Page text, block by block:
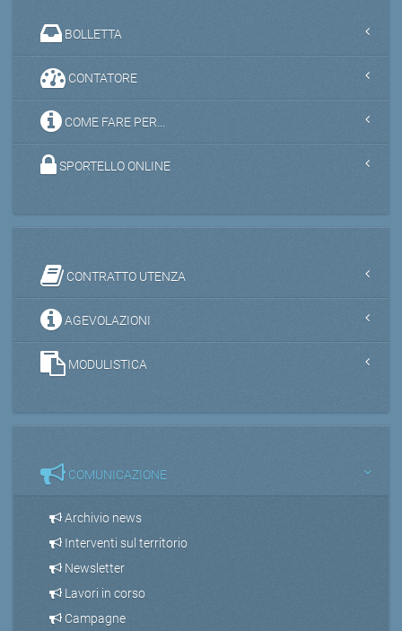
BOLLETTA
CONTATORE
COME FARE PER...
SPORTELLO ONLINE
CONTRATTO UTENZA
AGEVOLAZIONI
MODULISTICA
COMUNICAZIONE
Archivio news
Interventi sul territorio
Newsletter
Lavori in corso
Campagne